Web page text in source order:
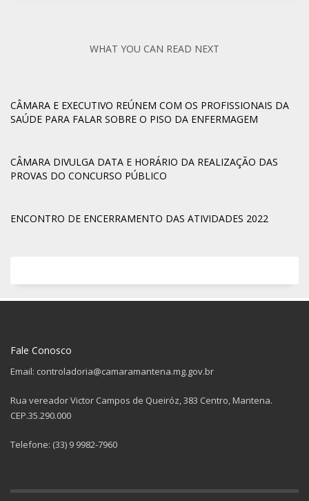
WHAT YOU CAN READ NEXT
CÂMARA E EXECUTIVO REÚNEM COM OS PROFISSIONAIS DA
SAÚDE PARA FALAR SOBRE O PISO DA ENFERMAGEM
CÂMARA DIVULGA DATA E HORÁRIO DA REALIZAÇÃO DAS
PROVAS DO CONCURSO PÚBLICO
ENCONTRO DE ENCERRAMENTO DAS ATIVIDADES 2022
Fale Conosco
Email: controladoria@camaramantena.mg.gov.br
Rua vereador Victor Campos de Queiróz, 383 Centro, Mantena.
CEP.35.290.000
Telefone: (33) 9 9982-7960